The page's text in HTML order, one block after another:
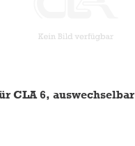
CLA 6, auswechselbar